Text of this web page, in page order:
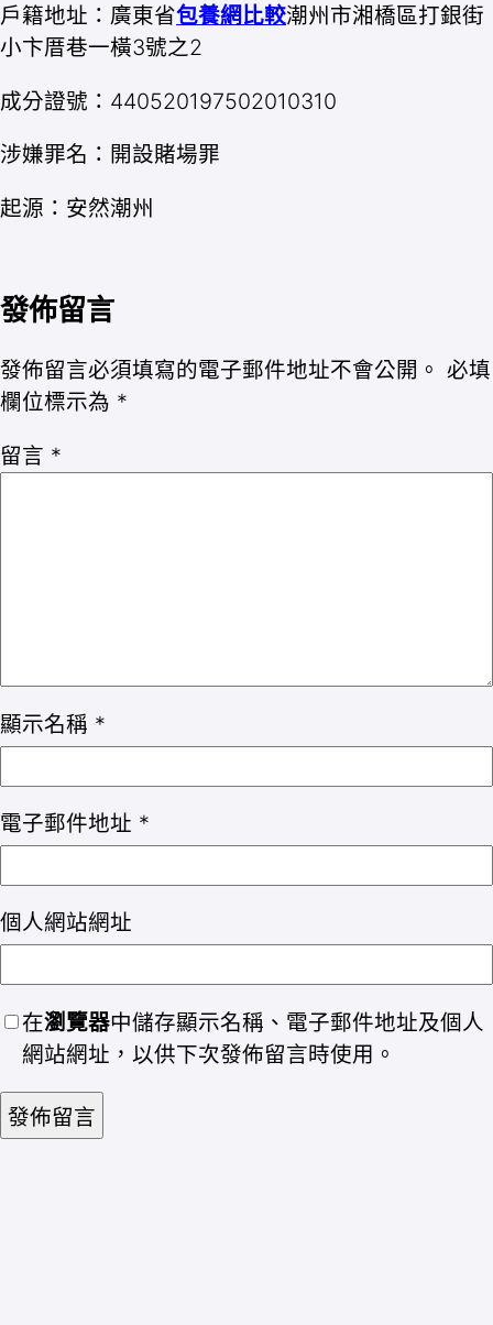
戶籍地址：廣東省包養網比較潮州市湘橋區打銀街
小卞厝巷一橫3號之2
成分證號：440520197502010310
涉嫌罪名：開設賭場罪
起源：安然潮州
發佈留言
發佈留言必須填寫的電子郵件地址不會公開。 必填
欄位標示為 *
留言 *
顯示名稱 *
電子郵件地址 *
個人網站網址
在瀏覽器中儲存顯示名稱、電子郵件地址及個人
網站網址，以供下次發佈留言時使用。